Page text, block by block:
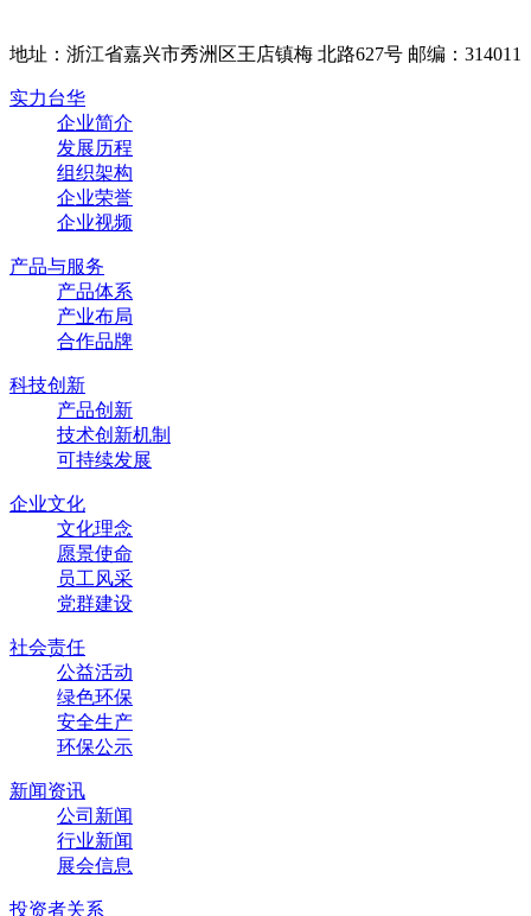
地址：浙江省嘉兴市秀洲区王店镇梅 北路627号 邮编：314011
实力台华
企业简介
发展历程
组织架构
企业荣誉
企业视频
产品与服务
产品体系
产业布局
合作品牌
科技创新
产品创新
技术创新机制
可持续发展
企业文化
文化理念
愿景使命
员工风采
党群建设
社会责任
公益活动
绿色环保
安全生产
环保公示
新闻资讯
公司新闻
行业新闻
展会信息
投资者关系